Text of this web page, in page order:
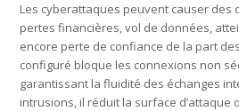
Les cyberattaques peuvent causer des
pertes financières, vol de données,
encore perte de confiance de la part
configuré bloque les connexions non
garantissant la fluidité des échanges
intrusions, il réduit la surface d’attaque